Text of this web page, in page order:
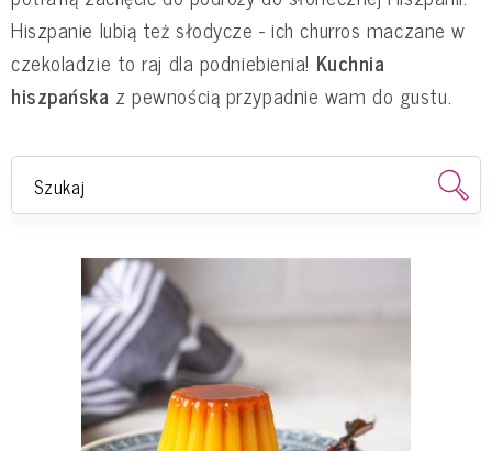
Hiszpanie lubią też słodycze - ich churros maczane w
czekoladzie to raj dla podniebienia! Kuchnia
hiszpańska z pewnością przypadnie wam do gustu.